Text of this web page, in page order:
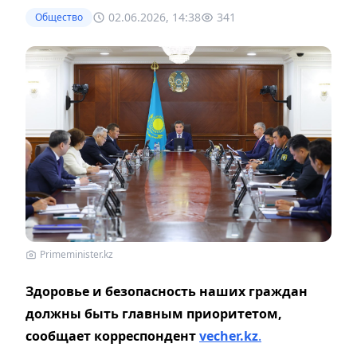
Общество 02.06.2026, 14:38 341
Primeminister.kz
Здоровье и безопасность наших граждан
должны быть главным приоритетом,
сообщает корреспондентvecher.kz.